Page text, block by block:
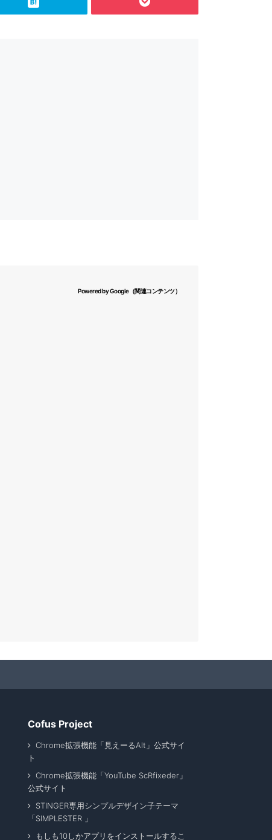
Powered by Google（関連コンテンツ）
Cofus Project
Chrome拡張機能「見えーるAlt」公式サイ
ト
Chrome拡張機能「YouTube ScRfixeder」
公式サイト
STINGER専用シンプルデザイン子テーマ
「SIMPLESTER 」
もしも10しかアプリをインストールするこ